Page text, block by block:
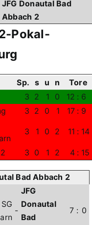
JFG Donautal Bad
Abbach 2
Pokal-
Sp. s u n
3 2 1 0 12 : 6
3 2 0 1 17 : 9
3 1 0 2 11 : 14
3 0 1 2 4 : 15
Bad Abbach 2
SG
-
JFG
Donautal
Bad
7: 0